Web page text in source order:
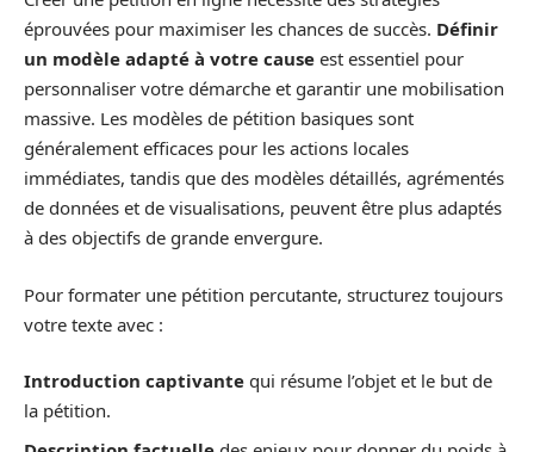
éprouvées pour maximiser les chances de succès. Définir
un modèle adapté à votre cause est essentiel pour
personnaliser votre démarche et garantir une mobilisation
massive. Les modèles de pétition basiques sont
généralement efficaces pour les actions locales
immédiates, tandis que des modèles détaillés, agrémentés
de données et de visualisations, peuvent être plus adaptés
à des objectifs de grande envergure.
Pour formater une pétition percutante, structurez toujours
votre texte avec :
Introduction captivante qui résume l’objet et le but de
la pétition.